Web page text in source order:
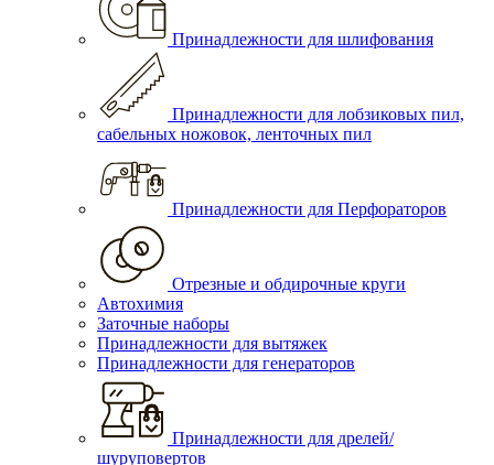
Принадлежности для шлифования
Принадлежности для лобзиковых пил,
сабельных ножовок, ленточных пил
Принадлежности для Перфораторов
Отрезные и обдирочные круги
Автохимия
Заточные наборы
Принадлежности для вытяжек
Принадлежности для генераторов
Принадлежности для дрелей/
шуруповертов